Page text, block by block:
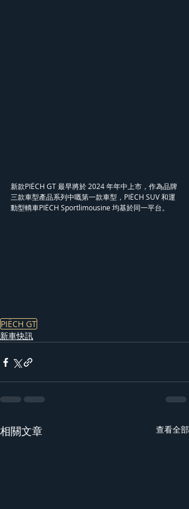
新款PIËCH GT 最早將於 2024 年年中上市，作為品牌
三款車型產品系列中嘅第一款車型，PIËCH SUV 和運
動型轎車PIËCH Sportlimousine 均基於同一平台。
PIËCH GT
新車快訊
相關文章 查看全部